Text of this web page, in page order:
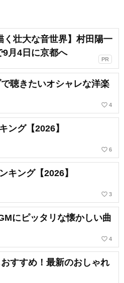
く壮大な音世界】村田陽一
9月4日に京都へ
PR
聴きたいオシャレな洋楽
favorite_border 4
ング【2026】
favorite_border 6
キング【2026】
favorite_border 3
にピッタリな懐かしい曲
favorite_border 4
すすめ！最新のおしゃれ